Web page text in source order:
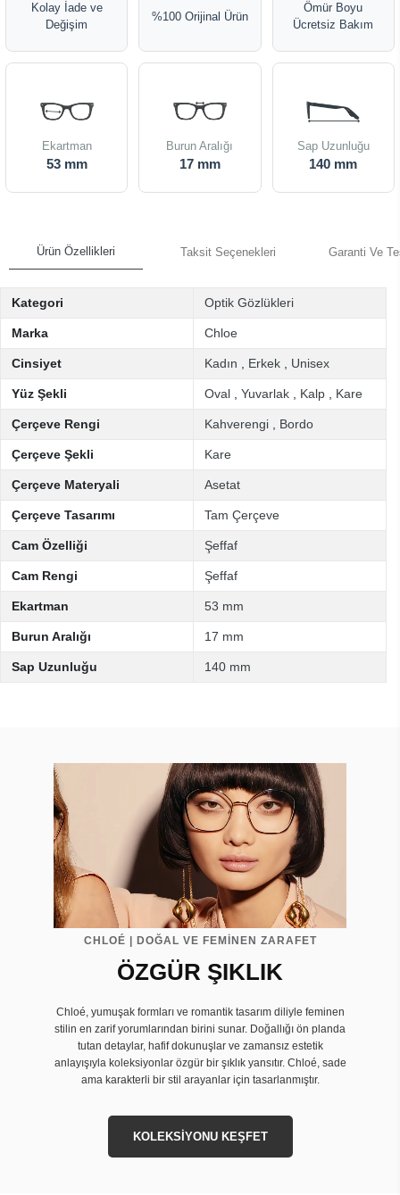
Kolay İade ve
Değişim
%100 Orijinal Ürün
Ömür Boyu
Ücretsiz Bakım
Ekartman
53 mm
Burun Aralığı
17 mm
Sap Uzunluğu
140 mm
Ürün Özellikleri Taksit Seçenekleri Garanti Ve
Kategori Optik Gözlükleri
Marka Chloe
Cinsiyet Kadın Erkek Unisex
Yüz Şekli Oval Yuvarlak Kalp Kare
Çerçeve Rengi Kahverengi Bordo
Çerçeve Şekli Kare
Çerçeve Materyali Asetat
Çerçeve Tasarımı Tam Çerçeve
Cam Özelliği Şeffaf
Cam Rengi Şeffaf
Ekartman 53 mm
Burun Aralığı 17 mm
Sap Uzunluğu 140 mm
CHLOÉ | DOĞAL VE FEMİNEN ZARAFET
ÖZGÜR ŞIKLIK
Chloé, yumuşak formları ve romantik tasarım diliyle feminen
stilin en zarif yorumlarından birini sunar. Doğallığı ön planda
tutan detaylar, hafif dokunuşlar ve zamansız estetik
anlayışıyla koleksiyonlar özgür bir şıklık yansıtır. Chloé, sade
ama karakterli bir stil arayanlar için tasarlanmıştır.
KOLEKSİYONU KEŞFET